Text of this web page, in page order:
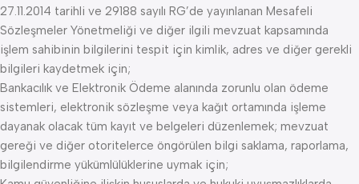
27.11.2014 tarihli ve 29188 sayılı RG’de yayınlanan Mesafeli
Sözleşmeler Yönetmeliği ve diğer ilgili mevzuat kapsamında
işlem sahibinin bilgilerini tespit için kimlik, adres ve diğer gerekli
bilgileri kaydetmek için;
Bankacılık ve Elektronik Ödeme alanında zorunlu olan ödeme
sistemleri, elektronik sözleşme veya kağıt ortamında işleme
dayanak olacak tüm kayıt ve belgeleri düzenlemek; mevzuat
gereği ve diğer otoritelerce öngörülen bilgi saklama, raporlama,
bilgilendirme yükümlülüklerine uymak için;